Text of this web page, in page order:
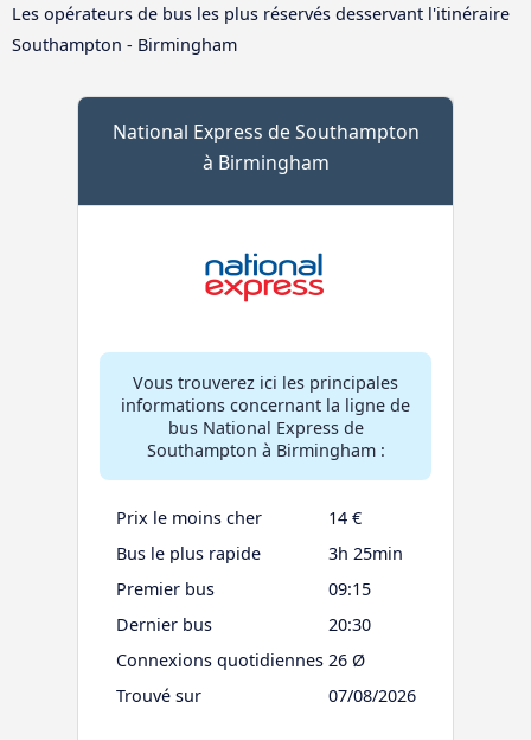
Les opérateurs de bus les plus réservés desservant l'itinéraire
Southampton - Birmingham
National Express de Southampton
à Birmingham
Vous trouverez ici les principales
informations concernant la ligne de
bus National Express de
Southampton à Birmingham :
Prix le moins cher
14 €
Bus le plus rapide
3h 25min
Premier bus
09:15
Dernier bus
20:30
Connexions quotidiennes 26 Ø
Trouvé sur
07/08/2026